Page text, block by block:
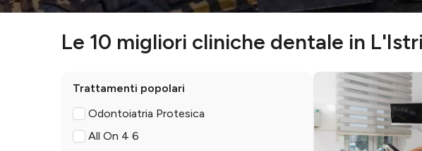
Le 10 migliori cliniche dentale in
Trattamenti popolari
Odontoiatria Protesica
All On 4 6